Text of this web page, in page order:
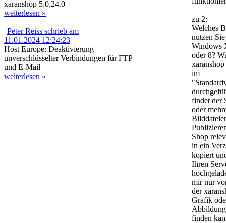
xaranshop 5.0.24.0
weiterlesen »
Peter Reiss schrieb am
11.01.2024 12:24:23
Host Europe: Deaktivierung
unverschlüsselter Verbindungen für FTP
und E-Mail
weiterlesen »
zu 2:
Welches
nutzen
Windows
oder 8?
im
findet der
oder
Shop
in ein
kopiert
Ihren
mir nur
der
Grafik
finden